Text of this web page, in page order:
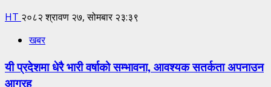
HT २०८२ श्रावण २७, सोमबार २३:३९
खबर
यी प्रदेशमा धेरै भारी वर्षाको सम्भावना, आवश्यक सतर्कता अपनाउन
आग्रह